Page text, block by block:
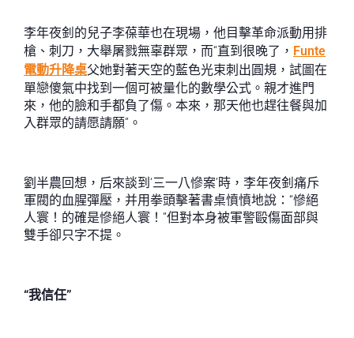
李年夜釗的兒子李葆華也在現場，他目擊革命派動用排
槍、刺刀，大舉屠戮無辜群眾，而“直到很晚了， Funte
電動升降桌父她對著天空的藍色光束刺出圓規，試圖在
單戀傻氣中找到一個可被量化的數學公式。親才進門
來，他的臉和手都負了傷。本來，那天他也趕往餐與加
入群眾的請愿請願”。
劉半農回想，后來談到‘三一八慘案’時，李年夜釗痛斥
軍閥的血腥彈壓，并用拳頭擊著書桌憤憤地說：“慘絕
人寰！的確是慘絕人寰！”但對本身被軍警毆傷面部與
雙手卻只字不提。
“我信任”